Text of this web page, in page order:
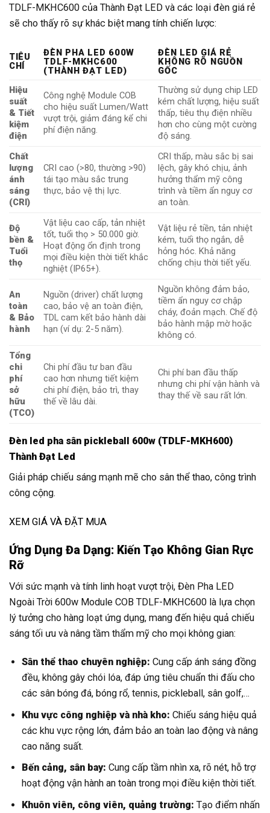
TDLF-MKHC600 của Thành Đạt LED và các loại đèn giá rẻ
sẽ cho thấy rõ sự khác biệt mang tính chiến lược:
TIÊU
CHÍ
ĐÈN PHA LED 600W
TDLF-MKHC600
(THÀNH ĐẠT LED)
ĐÈN LED GIÁ RẺ
KHÔNG RÕ NGUỒN
GỐC
Hiệu
suất
& Tiết
kiệm
điện
Công nghệ Module COB
cho hiệu suất Lumen/Watt
vượt trội, giảm đáng kể chi
phí điện năng.
Thường sử dụng chip LED
kém chất lượng, hiệu suất
thấp, tiêu thụ điện nhiều
hơn cho cùng một cường
độ sáng.
Chất
lượng
ánh
sáng
(CRI)
CRI cao (>80, thường >90)
tái tạo màu sắc trung
thực, bảo vệ thị lực.
CRI thấp, màu sắc bị sai
lệch, gây khó chịu, ảnh
hưởng thẩm mỹ công
trình và tiềm ẩn nguy cơ
an toàn.
Độ
bền &
Tuổi
thọ
Vật liệu cao cấp, tản nhiệt
tốt, tuổi thọ > 50.000 giờ.
Hoạt động ổn định trong
mọi điều kiện thời tiết khắc
nghiệt (IP65+).
Vật liệu rẻ tiền, tản nhiệt
kém, tuổi thọ ngắn, dễ
hỏng hóc. Khả năng
chống chịu thời tiết yếu.
An
toàn
& Bảo
hành
Nguồn (driver) chất lượng
cao, bảo vệ an toàn điện,
TDL cam kết bảo hành dài
hạn (ví dụ: 2-5 năm).
Nguồn không đảm bảo,
tiềm ẩn nguy cơ chập
cháy, đoản mạch. Chế độ
bảo hành mập mờ hoặc
không có.
Tổng
chi
phí
sở
hữu
(TCO)
Chi phí đầu tư ban đầu
cao hơn nhưng tiết kiệm
chi phí điện, bảo trì, thay
thế về lâu dài.
Chi phí ban đầu thấp
nhưng chi phí vận hành và
thay thế về sau rất lớn.
Đèn led pha sân pickleball 600w (TDLF-MKH600)
Thành Đạt Led
Giải pháp chiếu sáng mạnh mẽ cho sân thể thao, công trình
công cộng.
XEM GIÁ VÀ ĐẶT MUA
Ứng Dụng Đa Dạng: Kiến Tạo Không Gian Rực
Rỡ
Với sức mạnh và tính linh hoạt vượt trội, Đèn Pha LED
Ngoài Trời 600w Module COB TDLF-MKHC600 là lựa chọn
lý tưởng cho hàng loạt ứng dụng, mang đến hiệu quả chiếu
sáng tối ưu và nâng tầm thẩm mỹ cho mọi không gian:
Sân thể thao chuyên nghiệp: Cung cấp ánh sáng đồng
đều, không gây chói lóa, đáp ứng tiêu chuẩn thi đấu cho
các sân bóng đá, bóng rổ, tennis, pickleball, sân golf,…
Khu vực công nghiệp và nhà kho: Chiếu sáng hiệu quả
các khu vực rộng lớn, đảm bảo an toàn lao động và nâng
cao năng suất.
Bến cảng, sân bay: Cung cấp tầm nhìn xa, rõ nét, hỗ trợ
hoạt động vận hành an toàn trong mọi điều kiện thời tiết.
Khuôn viên, công viên, quảng trường: Tạo điểm nhấn